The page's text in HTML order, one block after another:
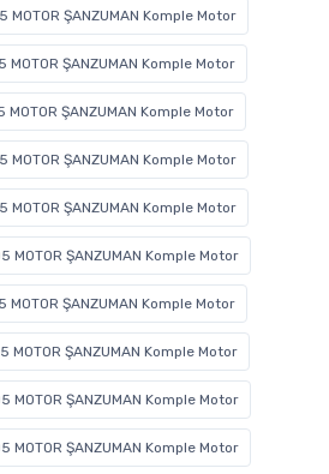
MOTOR ŞANZUMAN Komple Motor
ŞANZUMAN Komple Motor
ŞANZUMAN Komple Motor
MOTOR ŞANZUMAN Komple Motor
MOTOR ŞANZUMAN Komple Motor
MOTOR ŞANZUMAN Komple Motor
ŞANZUMAN Komple Motor
MOTOR ŞANZUMAN Komple Motor
MOTOR ŞANZUMAN Komple Motor
MOTOR ŞANZUMAN Komple Motor